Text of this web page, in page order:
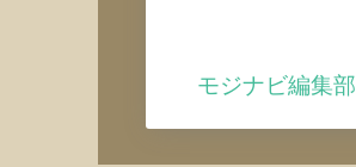
モジナビ編集部